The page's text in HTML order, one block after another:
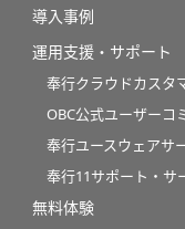
導入事例
運用支援・サポート
奉行クラウドカスタ
OBC公式ユーザーコ
奉行ユースウェアサ
奉行11サポート・サ
無料体験